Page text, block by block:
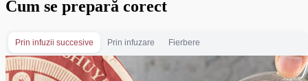
Cum se prepară corect
Prin infuzii succesive Prin infuzare Fierbere